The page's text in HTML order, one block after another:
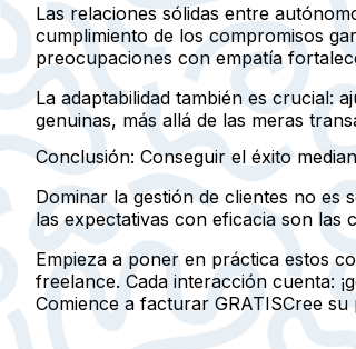
Las relaciones sólidas entre
cumplimiento de los compromisos
preocupaciones con empatía
La adaptabilidad también es crucial:
genuinas, más allá de las meras
Conclusión: Conseguir el éxito
Dominar la gestión de clientes no
las expectativas con eficacia son
Empieza a poner en práctica estos
freelance. Cada interacción cuenta:
Comience a facturar GRATISCree su